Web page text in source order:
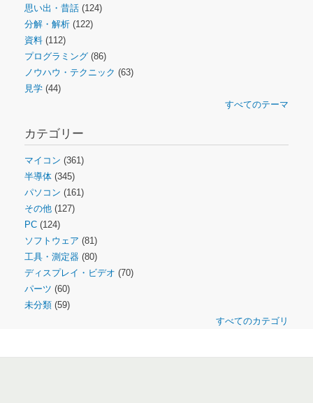
思い出・昔話 (124)
分解・解析 (122)
資料 (112)
プログラミング (86)
ノウハウ・テクニック (63)
見学 (44)
すべてのテーマ
カテゴリー
マイコン (361)
半導体 (345)
パソコン (161)
その他 (127)
PC (124)
ソフトウェア (81)
工具・測定器 (80)
ディスプレイ・ビデオ (70)
パーツ (60)
未分類 (59)
すべてのカテゴリ